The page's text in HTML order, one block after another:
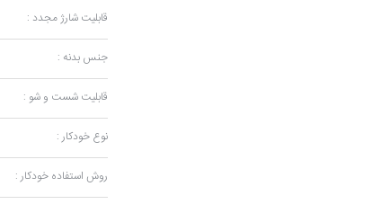
قابلیت شارژ مجدد :
جنس بدنه :
قابلیت شست و شو :
نوع خودکار :
روش استفاده خودکار :